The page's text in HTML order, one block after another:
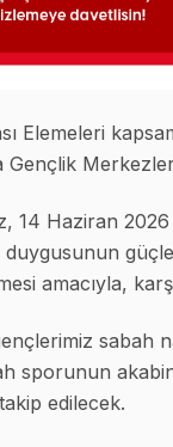
Elemeleri
Gençlik
14 Haziran
amacıyla,
sabah
sporunun
edilecek.